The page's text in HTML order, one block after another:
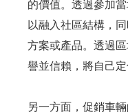
的價值。透過參加
以融入社區結構，
方案或產品。透過
譽並信賴，將自己
另一方面，促銷車